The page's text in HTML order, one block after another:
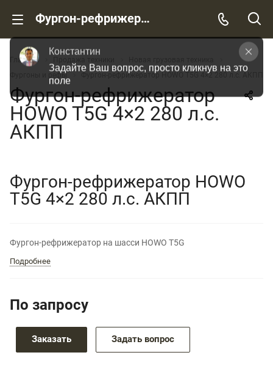
Фургон-рефрижератор HOWO T5G 4×2 280 л.с. АКПП
Главная
Фургоны и рефы
Фургон-рефрижератор HOWO T5G 4×2 280 л.с. АКПП
Фургон-рефрижератор
HOWO T5G 4×2 280 л.с.
АКПП
Фургон-рефрижератор HOWO
T5G 4×2 280 л.с. АКПП
Фургон-рефрижератор на шасси HOWO T5G
Подробнее
По запросу
Заказать Задать вопрос
Константин
Задайте Ваш вопрос, просто кликнув на это
поле